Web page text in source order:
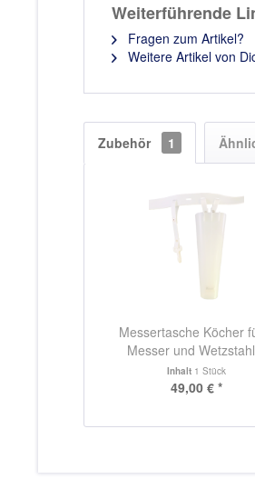
Weiterführende
Fragen zum Artikel?
Weitere Artikel von
Zubehör 1
Messertasche Köcher
Messer und
Inhalt 1 Stück
49,00 € *